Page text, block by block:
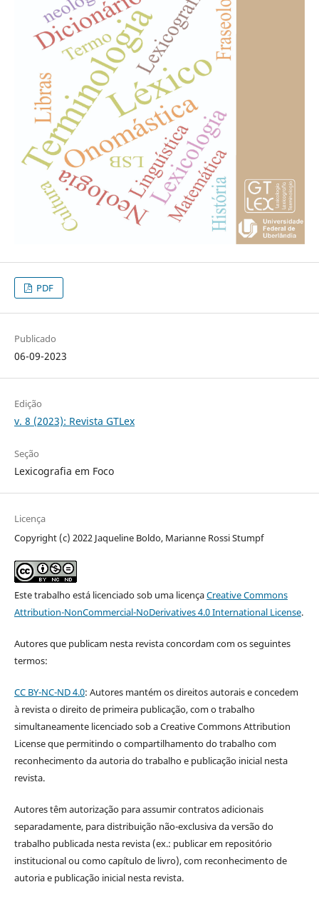
PDF
Publicado
06-09-2023
Edição
v. 8 (2023): Revista GTLex
Seção
Lexicografia em Foco
Licença
Copyright (c) 2022 Jaqueline Boldo, Marianne Rossi Stumpf
Este trabalho está licenciado sob uma licençaCreative Commons
Attribution-NonCommercial-NoDerivatives 4.0 International License.
Autores que publicam nesta revista concordam com os seguintes
termos:
CC BY-NC-ND 4.0: Autores mantém os direitos autorais e concedem
à revista o direito de primeira publicação, com o trabalho
simultaneamente licenciado sob a Creative Commons Attribution
License que permitindo o compartilhamento do trabalho com
reconhecimento da autoria do trabalho e publicação inicial nesta
revista.
Autores têm autorização para assumir contratos adicionais
separadamente, para distribuição não-exclusiva da versão do
trabalho publicada nesta revista (ex.: publicar em repositório
institucional ou como capítulo de livro), com reconhecimento de
autoria e publicação inicial nesta revista.